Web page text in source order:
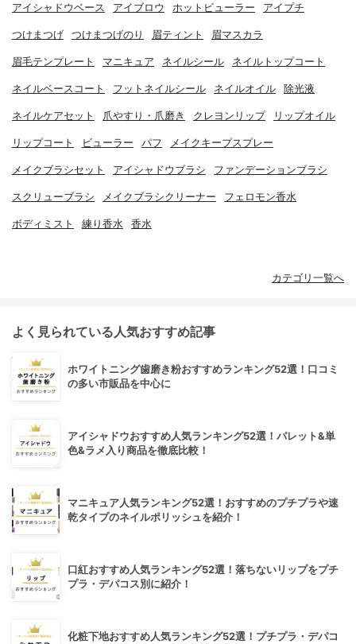
アイシャドウベース アイブロウ ホットビューラー アイプチ
つけまつげ つけまつげのり 眉ティント 眉マスカラ
眉毛テンプレート マニキュア ネイルシール ネイルトップコート
ネイルベースコート フットネイルシール ネイルオイル 除光液
ネイルケアセット 爪やすり・爪磨き クレヨンリップ リップオイル
リップコート ビューラー パフ メイクキープスプレー
メイクブラシセット アイシャドウブラシ ファンデーションブラシ
スクリューブラシ メイクブラシクリーナー フェロモン香水
ボディミスト 練り香水 香水
カテゴリ一覧へ
よく見られている人気おすすめ記事
ホワイトニング歯磨き粉おすすめランキング52選！口コミ
の多い市販品を中心に
アイシャドウおすすめ人気ランキング52選！パレット&単
色&ラメ入り商品を徹底比較！
マニキュア人気ランキング52選！おすすめのプチプラや速
乾タイプのネイルポリッシュを紹介！
口紅おすすめ人気ランキング52選！落ちないリップをプチ
プラ・デパコス別に紹介！
化粧下地おすすめ人気ランキング52選！プチプラ・デパコ